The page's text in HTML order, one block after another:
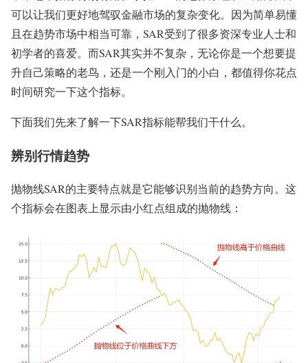
可以让我们更好地驾驭金融市场的复杂变化。因为简单易懂
且在趋势市场中相当可靠，SAR受到了很多资深专业人士和
初学者的喜爱。而SAR其实并不复杂，无论你是一个想要提
升自己策略的老鸟，还是一个刚入门的小白，都值得你花点
时间研究一下这个指标。
下面我们先来了解一下SAR指标能帮我们干什么。
辨别行情趋势
抛物线SAR的主要特点就是它能够识别当前的趋势方向。这
个指标会在图表上显示由小红点组成的抛物线：